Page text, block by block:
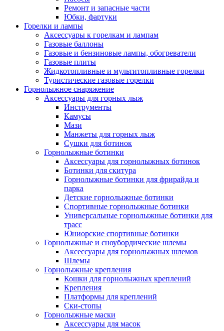
Ремонт и запасные части
Юбки, фартуки
Горелки и лампы
Аксессуары к горелкам и лампам
Газовые баллоны
Газовые и бензиновые лампы, обогреватели
Газовые плиты
Жидкотопливные и мультитопливные горелки
Туристические газовые горелки
Горнолыжное снаряжение
Аксессуары для горных лыж
Инструменты
Камусы
Мази
Манжеты для горных лыж
Сушки для ботинок
Горнолыжные ботинки
Аксессуары для горнолыжных ботинок
Ботинки для скитура
Горнолыжные ботинки для фрирайда и
парка
Детские горнолыжные ботинки
Спортивные горнолыжные ботинки
Универсальные горнолыжные ботинки для
трасс
Юниорские спортивные ботинки
Горнолыжные и сноубордические шлемы
Аксессуары для горнолыжных шлемов
Шлемы
Горнолыжные крепления
Кошки для горнолыжных креплений
Крепления
Платформы для креплений
Ски-стопы
Горнолыжные маски
Аксессуары для масок